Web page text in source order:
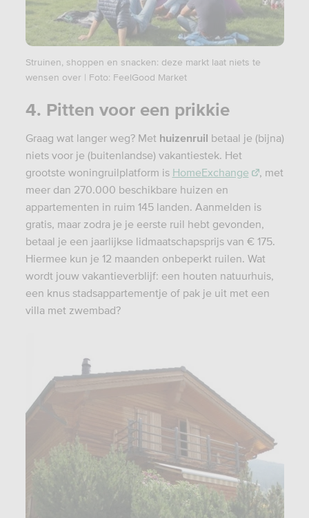
Struinen, shoppen en snacken: deze markt laat niets te
wensen over | Foto: FeelGood Market
4. Pitten voor een prikkie
Graag wat langer weg? Met huizenruil betaal je (bijna)
niets voor je (buitenlandse) vakantiestek. Het
grootste woningruilplatform is HomeExchange
, met
meer dan 270.000 beschikbare huizen en
appartementen in ruim 145 landen. Aanmelden is
gratis, maar zodra je je eerste ruil hebt gevonden,
betaal je een jaarlijkse lidmaatschapsprijs van € 175.
Hiermee kun je 12 maanden onbeperkt ruilen. Wat
wordt jouw vakantieverblijf: een houten natuurhuis,
een knus stadsappartementje of pak je uit met een
villa met zwembad?